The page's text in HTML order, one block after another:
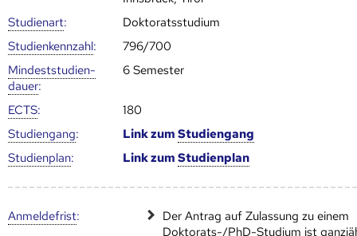
Studienart:
Doktoratsstudium
Studien­kenn­zahl:
796/700
Mindest­studien­
dauer:
6 Semester
ECTS:
180
Studien­gang: Link zumStudien­gang
Studien­plan: Link zumStudien­plan
Anmelde­frist:
Der Antrag auf Zulassung zu einem
Doktorats-/PhD-Studium ist